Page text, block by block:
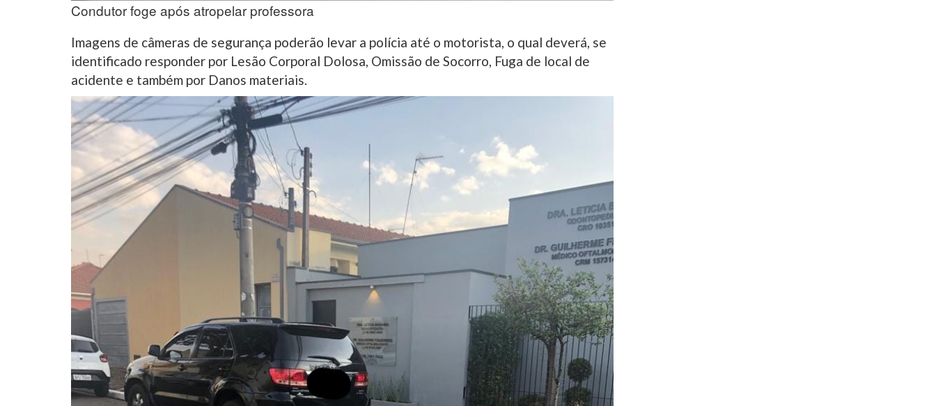
Condutor foge após atropelar professora
Imagens de câmeras de segurança poderão levar a polícia até o motorista, o qual deverá, se
identificado responder por Lesão Corporal Dolosa, Omissão de Socorro, Fuga de local de
acidente e também por Danos materiais.